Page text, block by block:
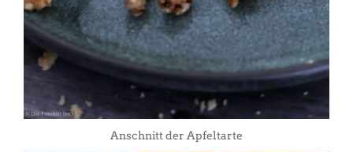
Anschnitt der Apfeltarte